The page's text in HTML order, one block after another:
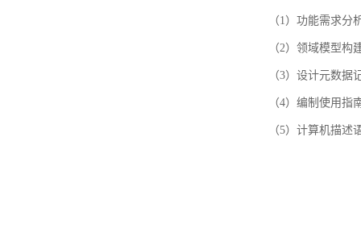
（1）功能需求
（2）领域模型
（3）设计元数据
（4）编制使用指
（5）计算机描述